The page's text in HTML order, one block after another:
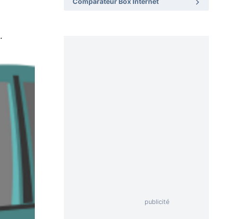
.
Comparateur Box Internet